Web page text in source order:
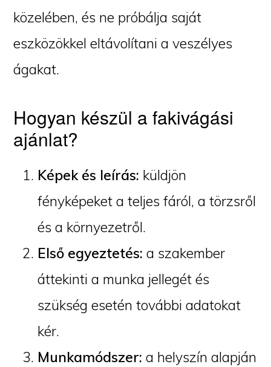
közelében, és ne próbálja saját
eszközökkel eltávolítani a veszélyes
ágakat.
Hogyan készül a fakivágási
ajánlat?
Képek és leírás: küldjön
fényképeket a teljes fáról, a törzsről
és a környezetről.
Első egyeztetés: a szakember
áttekinti a munka jellegét és
szükség esetén további adatokat
kér.
Munkamódszer: a helyszín alapján